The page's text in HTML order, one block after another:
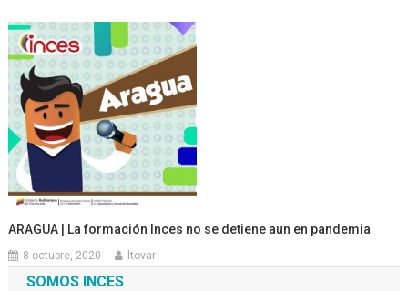
ARAGUA | La formación Inces no se detiene aun en pandemia
8 octubre, 2020 ltovar
SOMOS INCES